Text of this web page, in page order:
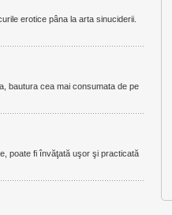
erotice pâna la arta sinuciderii.
bautura cea mai consumata de pe
poate fi învăţată uşor şi practicată